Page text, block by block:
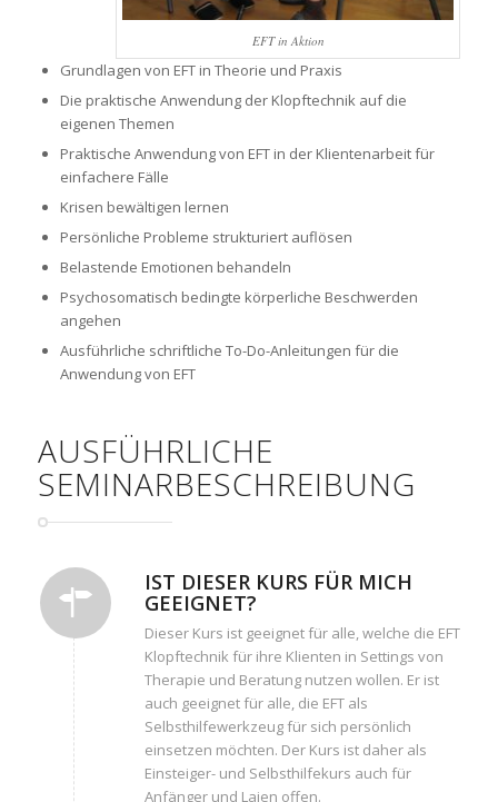
EFT in Aktion
Grundlagen von EFT in Theorie und Praxis
Die praktische Anwendung der Klopftechnik auf die
eigenen Themen
Praktische Anwendung von EFT in der Klientenarbeit für
einfachere Fälle
Krisen bewältigen lernen
Persönliche Probleme strukturiert auflösen
Belastende Emotionen behandeln
Psychosomatisch bedingte körperliche Beschwerden
angehen
Ausführliche schriftliche To-Do-Anleitungen für die
Anwendung von EFT
AUSFÜHRLICHE
SEMINARBESCHREIBUNG
IST DIESER KURS FÜR MICH
GEEIGNET?
Dieser Kurs ist geeignet für alle, welche die EFT
Klopftechnik für ihre Klienten in Settings von
Therapie und Beratung nutzen wollen. Er ist
auch geeignet für alle, die EFT als
Selbsthilfewerkzeug für sich persönlich
einsetzen möchten. Der Kurs ist daher als
Einsteiger- und Selbsthilfekurs auch für
Anfänger und Laien offen.